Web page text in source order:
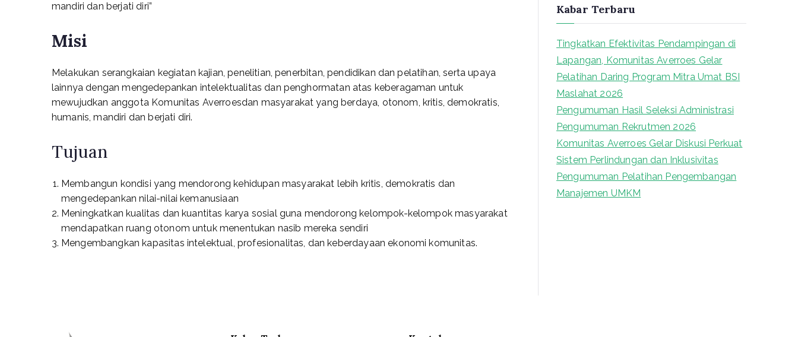
mandiri dan berjati diri”
Misi
Melakukan serangkaian kegiatan kajian, penelitian, penerbitan, pendidikan dan pelatihan, serta upaya
lainnya dengan mengedepankan intelektualitas dan penghormatan atas keberagaman untuk
mewujudkan anggota Komunitas Averroesdan masyarakat yang berdaya, otonom, kritis, demokratis,
humanis, mandiri dan berjati diri.
Tujuan
Membangun kondisi yang mendorong kehidupan masyarakat lebih kritis, demokratis dan
mengedepankan nilai-nilai kemanusiaan
Meningkatkan kualitas dan kuantitas karya sosial guna mendorong kelompok-kelompok masyarakat
mendapatkan ruang otonom untuk menentukan nasib mereka sendiri
Mengembangkan kapasitas intelektual, profesionalitas, dan keberdayaan ekonomi komunitas.
Kabar Terbaru
Tingkatkan Efektivitas Pendampingan di
Lapangan, Komunitas Averroes Gelar
Pelatihan Daring Program Mitra Umat BSI
Maslahat 2026
Pengumuman Hasil Seleksi Administrasi
Pengumuman Rekrutmen 2026
Komunitas Averroes Gelar Diskusi Perkuat
Sistem Perlindungan dan Inklusivitas
Pengumuman Pelatihan Pengembangan
Manajemen UMKM